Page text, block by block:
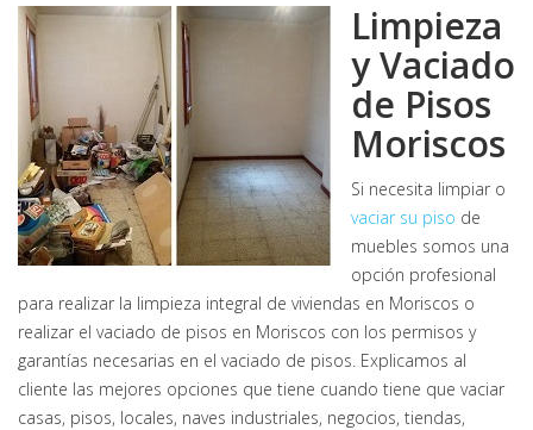
Limpieza
y Vaciado
de Pisos
Moriscos
Si necesita limpiar o
vaciar su piso de
muebles somos una
opción profesional
para realizar la limpieza integral de viviendas en Moriscos o
realizar el vaciado de pisos en Moriscos con los permisos y
garantías necesarias en el vaciado de pisos. Explicamos al
cliente las mejores opciones que tiene cuando tiene que vaciar
casas, pisos, locales, naves industriales, negocios, tiendas,